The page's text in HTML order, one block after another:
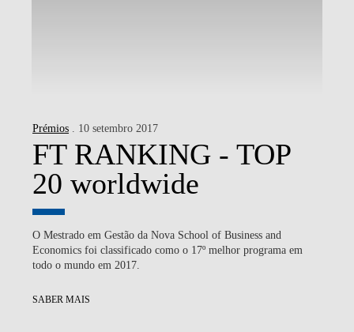
Prémios . 10 setembro 2017
FT RANKING - TOP
20 worldwide
O Mestrado em Gestão da Nova School of Business and
Economics foi classificado como o 17º melhor programa em
todo o mundo em 2017.
SABER MAIS